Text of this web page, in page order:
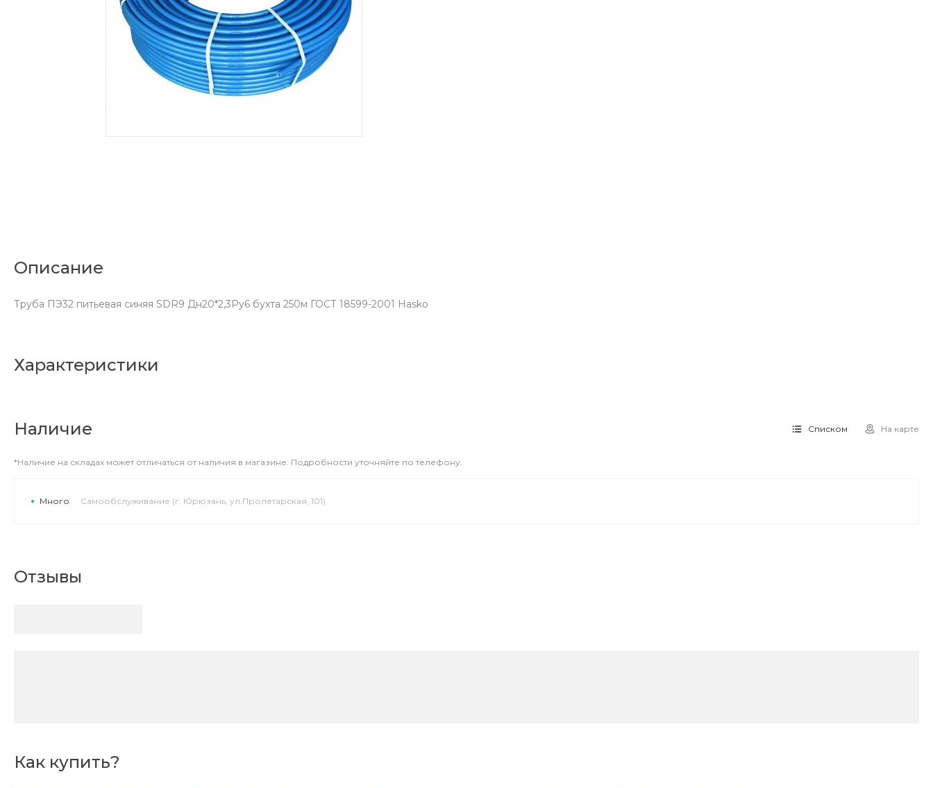
Описание
Труба ПЭ32 питьевая синяя SDR9 Дн20*2,3Ру6 бухта 250м ГОСТ 18599-2001 Hasko
Характеристики
Наличие Списком На карте
*Наличие на складах может отличаться от наличия в магазине. Подробности уточняйте по телефону.
Много Самообслуживание (г. Юрюзань, ул.Пролетарская, 101)
Отзывы
Как купить?